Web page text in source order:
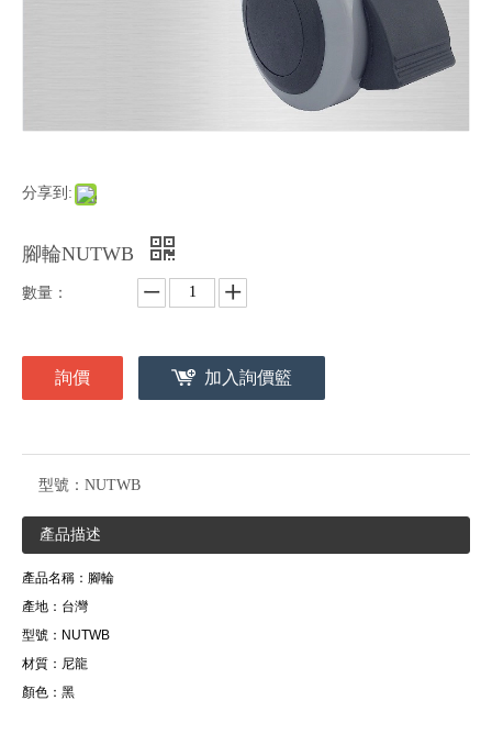
分享到:
腳輪NUTWB
數量：
詢價 加入詢價籃
型號： NUTWB
產品描述
產品名稱：腳輪
產地：台灣
型號：NUTWB
材質：尼龍
顏色：黑